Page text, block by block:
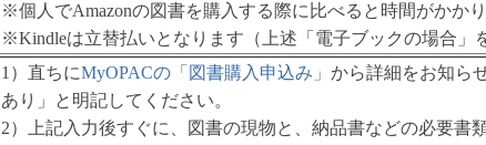
※個人でAmazonの図書を購入する際に比べると時間がかかり
※Kindleは立替払いとなります（上述「電子ブックの場合」
1）直ちにMyOPACの「図書購入申込み」 から詳細をお知ら
あり」と明記してください。
2）上記入力後すぐに、図書の現物と、納品書などの必要書